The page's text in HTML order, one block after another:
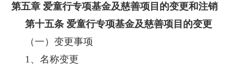
第五章 爱童行专项基金及慈善项目的变更和注销
第十五条 爱童行专项基金及慈善项目的变更
（一）变更事项
1、名称变更